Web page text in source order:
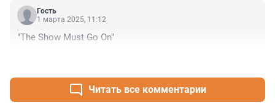
Гость
1 марта 2025, 11:12
"The Show Must Go On"
Читать все комментарии